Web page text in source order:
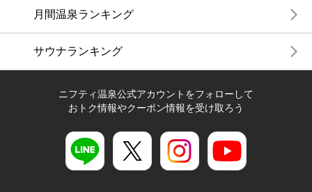
月間温泉ランキング
サウナランキング
ニフティ温泉公式アカウントをフォローして
おトク情報やクーポン情報を受け取ろう